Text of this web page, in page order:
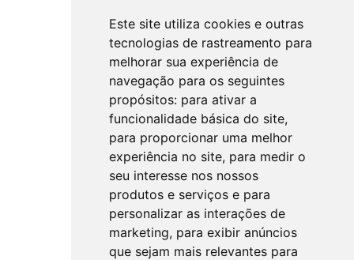
Este site utiliza cookies e outras
tecnologias de rastreamento para
melhorar sua experiência de
navegação para os seguintes
propósitos: para ativar a
funcionalidade básica do site,
para proporcionar uma melhor
experiência no site, para medir o
seu interesse nos nossos
produtos e serviços e para
personalizar as interações de
marketing, para exibir anúncios
que sejam mais relevantes para